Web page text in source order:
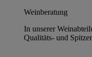
Weinberatung
In unserer
Qualitäts- und